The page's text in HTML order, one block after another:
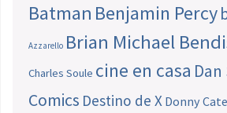
Batman Benjamin Percy
Azzarello Brian Michael
Charles Soule cine en casa
Comics Destino de X Donny